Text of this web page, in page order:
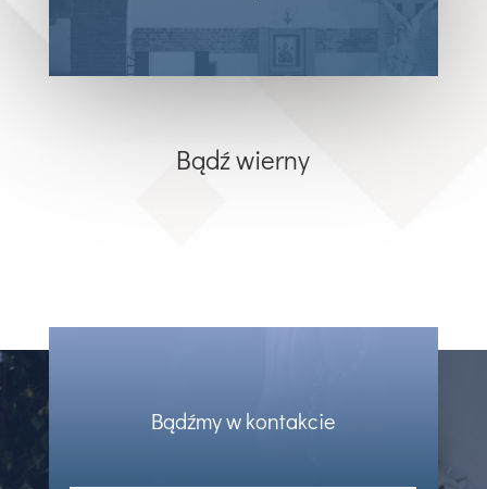
Bądź wierny
Bądźmy w kontakcie